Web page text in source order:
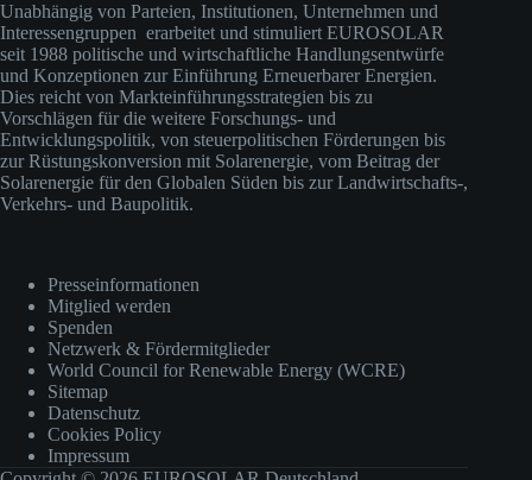
Unabhängig von Parteien, Institutionen, Unternehmen und
Interessengruppen erarbeitet und stimuliert EUROSOLAR
seit 1988 politische und wirtschaftliche Handlungsentwürfe
und Konzeptionen zur Einführung Erneuerbarer Energien.
Dies reicht von Markteinführungsstrategien bis zu
Vorschlägen für die weitere Forschungs- und
Entwicklungspolitik, von steuerpolitischen Förderungen bis
zur Rüstungskonversion mit Solarenergie, vom Beitrag der
Solarenergie für den Globalen Süden bis zur Landwirtschafts-,
Verkehrs- und Baupolitik.
Presseinformationen
Mitglied werden
Spenden
Netzwerk & Fördermitglieder
World Council for Renewable Energy (WCRE)
Sitemap
Datenschutz
Cookies Policy
Impressum